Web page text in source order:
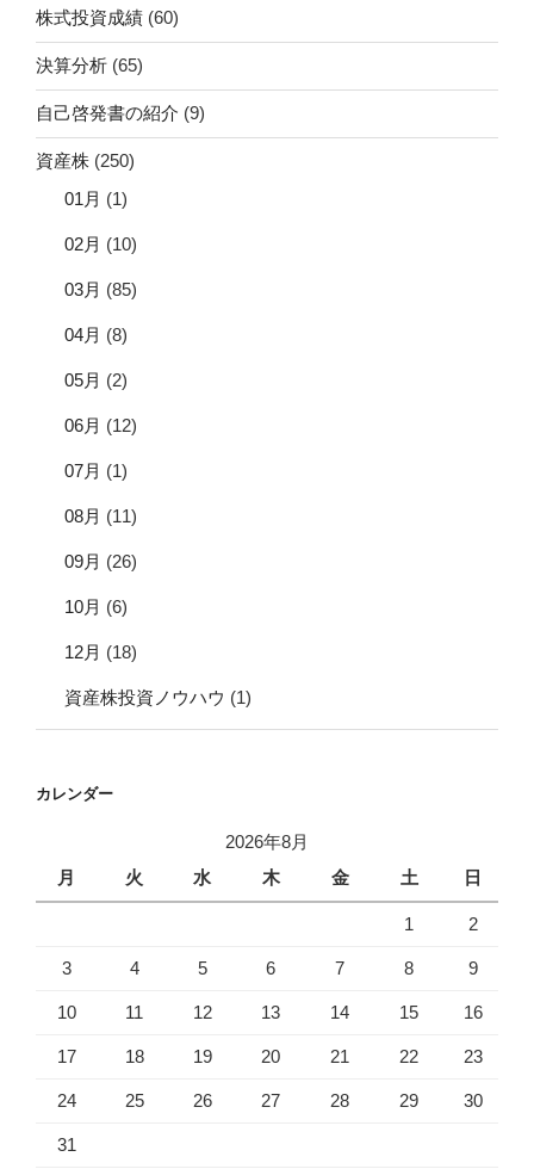
株式投資成績 (60)
決算分析 (65)
自己啓発書の紹介 (9)
資産株 (250)
01月 (1)
02月 (10)
03月 (85)
04月 (8)
05月 (2)
06月 (12)
07月 (1)
08月 (11)
09月 (26)
10月 (6)
12月 (18)
資産株投資ノウハウ (1)
カレンダー
2026年8月
月
火 水 木 金 土 日
1 2
3 4 5 6 7 8 9
10 11 12 13 14 15 16
17 18 19 20 21 22 23
24 25 26 27 28 29 30
31